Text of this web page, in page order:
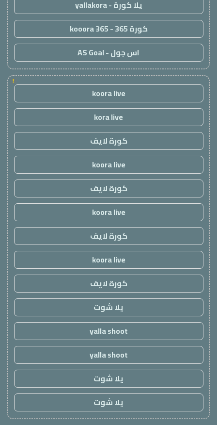
يلا كورة - yallakora
كورة 365 - kooora 365
اس جول - AS Goal
!
koora live
kora live
كورة لايف
koora live
كورة لايف
koora live
كورة لايف
koora live
كورة لايف
يلا شوت
yalla shoot
yalla shoot
يلا شوت
يلا شوت